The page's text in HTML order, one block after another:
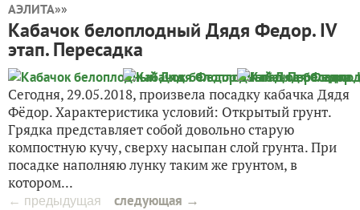
АЭЛИТА»»
Кабачок белоплодный Дядя Федор. IV
этап. Пересадка
Сегодня, 29.05.2018, произвела посадку кабачка Дядя
Фёдор. Характеристика условий: Открытый грунт.
Грядка представляет собой довольно старую
компостную кучу, сверху насыпан слой грунта. При
посадке наполняю лунку таким же грунтом, в
котором...
← предыдущая следующая →